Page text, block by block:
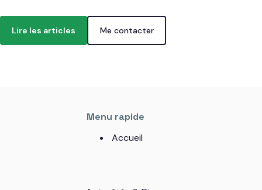
Lire les articles Me contacter
Menu rapide
Accueil